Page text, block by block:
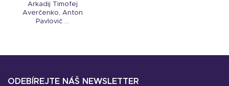
Arkadij Timofej
Averčenko, Anton
Pavlovič ...
ODEBÍREJTE NÁŠ NEWSLETTER